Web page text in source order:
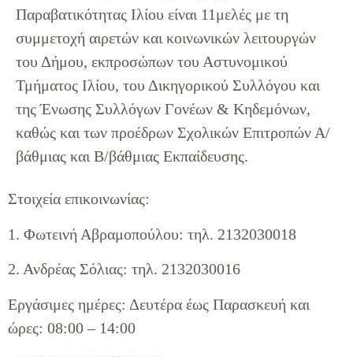
Παραβατικότητας Ιλίου είναι 11μελές με τη
συμμετοχή αιρετών και κοινωνικών λειτουργών
του Δήμου, εκπροσώπων του Αστυνομικού
Τμήματος Ιλίου, του Δικηγορικού Συλλόγου και
της Ένωσης Συλλόγων Γονέων & Κηδεμόνων,
καθώς και των προέδρων Σχολικών Επιτροπών Α/
βάθμιας και Β/βάθμιας Εκπαίδευσης.
Στοιχεία επικοινωνίας:
1. Φωτεινή Αβραμοπούλου: τηλ. 2132030018
2. Ανδρέας Σόλιας: τηλ. 2132030016
Εργάσιμες ημέρες: Δευτέρα έως Παρασκευή και
ώρες: 08:00 – 14:00